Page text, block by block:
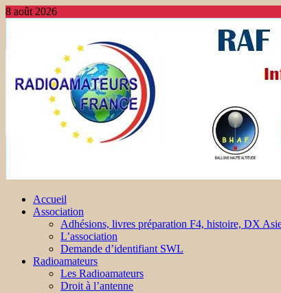
8 août 2026
Accueil
Association
Adhésions, livres préparation F4, histoire, DX
L’association
Demande d’identifiant SWL
Radioamateurs
Les Radioamateurs
Droit à l’antenne